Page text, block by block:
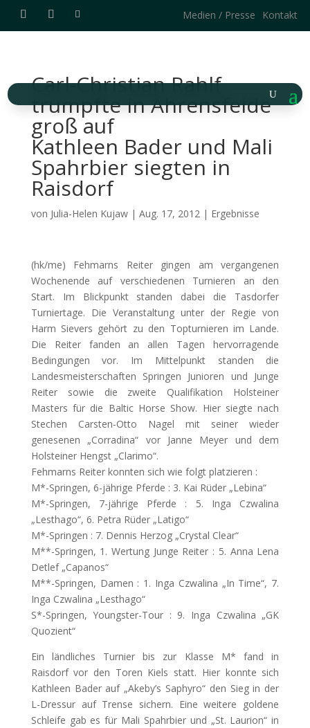
Medien / Presse Kontakt
Carl-Christian Rahlf
trumpfte in Ahrensfelde
groß auf
Kathleen Bader und Mali
Spahrbier siegten in
Raisdorf
von Julia-Helen Kujaw| Aug. 17, 2012| Ergebnisse
(hk/me) Fehmarns Reiter gingen am vergangenen
Wochenende auf verschiedenen Turnieren an den
Start. Im Blickpunkt standen dabei die Tasdorfer
Turniertage. Die Veranstaltung unter der Regie von
Harm Sievers gehört zu den Topturnieren im Lande.
Die Reiter fanden an allen Tagen hervorragende
Bedingungen vor. Im Mittelpunkt standen die
Landesmeisterschaften Springen Junioren und Junge
Reiter sowie die zweite Qualifikation Holsteiner
Masters für die Baltic Horse Show. Hier siegte nach
Stechen Carsten-Otto Nagel mit seiner wieder
genesenen „Corradina“ vor Janne Meyer und dem
Holsteiner Hengst „Clarimo“.
Fehmarns Reiter konnten sich wie folgt platzieren :
M*-Springen, 6-jährige Pferde : 3. Kai Rüder „Lebina“
M*-Springen, 7-jährige Pferde : 5. Inga Czwalina
„Lesthago“, 6. Petra Rüder „Latigo“
M*-Springen : 7. Dennis Herzog „Crystal Clear“
M**-Springen, 1. Wertung Junge Reiter : 5. Anna Lena
Detlef „Capanos“
M**-Springen, Damen : 1. Inga Czwalina „In Time“, 7.
Inga Czwalina „Lesthago“
S*-Springen, Youngster-Tour : 9. Inga Czwalina „GK
Quozient“
Ein ländliches Turnier bis zur Klasse M* fand in
Raisdorf vor den Toren Kiels statt. Hier konnte sich
Kathleen Bader auf „Akeby’s Saphyro“ den Sieg in der
L-Dressur auf Trense sichern. Eine weitere goldene
Schleife gab es für Mali Spahrbier und „St. Laurion“ in